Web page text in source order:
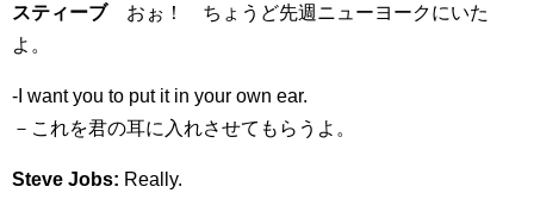
スティーブおぉ！ ちょうど先週ニューヨークにいた
よ。
-I want you to put it in your own ear.
－これを君の耳に入れさせてもらうよ。
Steve Jobs: Really.